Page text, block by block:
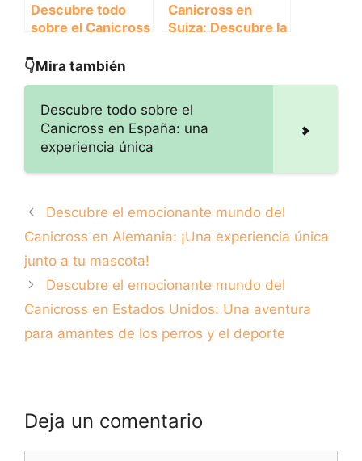
Descubre todo
sobre el Canicross
experiencia única
Canicross en
Suiza: Descubre la
maravillosos
paisajes suizos
👇Mira también
Descubre todo sobre el
Canicross en España: una
experiencia única
Descubre el emocionante mundo del
Canicross en Alemania: ¡Una experiencia única
junto a tu mascota!
Descubre el emocionante mundo del
Canicross en Estados Unidos: Una aventura
para amantes de los perros y el deporte
Deja un comentario